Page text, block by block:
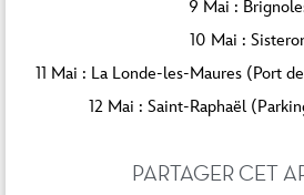
9 Mai :
10 Mai :
11 Mai : La Londe-les-Maures (Port
12 Mai : Saint-Raphaël
PARTAGER CET